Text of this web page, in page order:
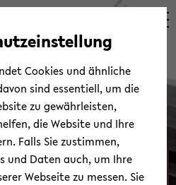
Automatische
vermeiden
zum
wechseln
zum
wechseln
zum
wechseln
Ab­tei­lung Psy­cho­lo­gie
Cookies und ähnliche
sind essentiell, um die
zu gewährleisten,
die Website und Ihre
Falls Sie zustimmen,
und Daten auch, um Ihre
Webseite zu messen. Sie